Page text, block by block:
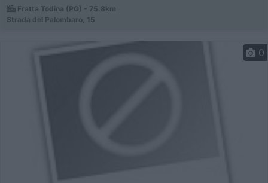
Fratta Todina (PG) - 75.8km
Strada del Palombaro, 15
0